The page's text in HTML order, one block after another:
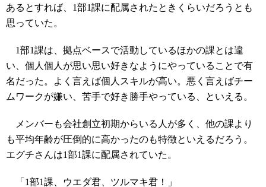
あるとすれば、1部1課に配属されたときくらいだろうとも
思っていた。
1部1課は、拠点ベースで活動しているほかの課とは違
い、個人個人が思い思い好きなようにやっていることで有
名だった。よく言えば個人スキルが高い。悪く言えばチー
ムワークが嫌い、苦手で好き勝手やっている、といえる。
メンバーも会社創立初期からいる人が多く、他の課より
も平均年齢が圧倒的に高かったのも特徴といえるだろう。
エグチさんは1部1課に配属されていた。
「1部1課、ウエダ君、ツルマキ君！」